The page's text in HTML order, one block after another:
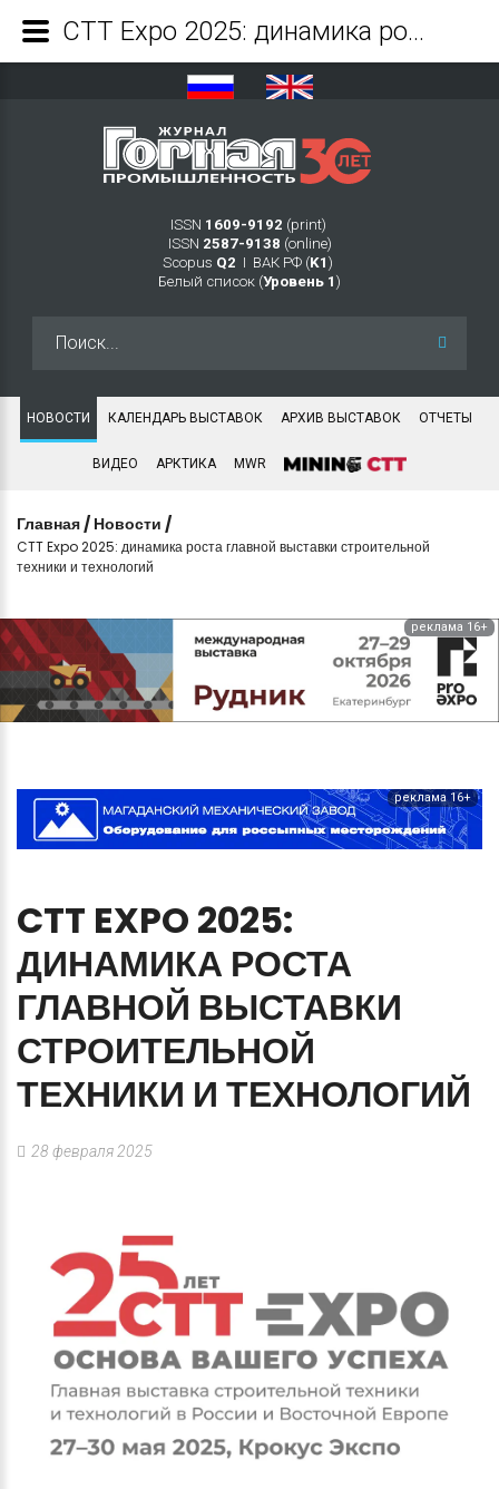
ISSN 1609-9192 (print)
ISSN 2587-9138 (online)
Scopus Q2 Ι ВАК РФ (K1 )
Белый список (Уровень 1 )
НОВОСТИ КАЛЕНДАРЬ ВЫСТАВОК АРХИВ ВЫСТАВОК ОТЧЕТЫ
ВИДЕО АРКТИКА MWR
Главная / Новости /
CTT Expo 2025: динамика роста главной выставки строительной
техники и технологий
реклама 16+
реклама 16+
CTT EXPO 2025:
ДИНАМИКА РОСТА
ГЛАВНОЙ ВЫСТАВКИ
СТРОИТЕЛЬНОЙ
ТЕХНИКИ И ТЕХНОЛОГИЙ
28 февраля 2025
CTT Expo 2025: динамика роста главной выставки строительной техники и технологий - Журнал Горная промышленность